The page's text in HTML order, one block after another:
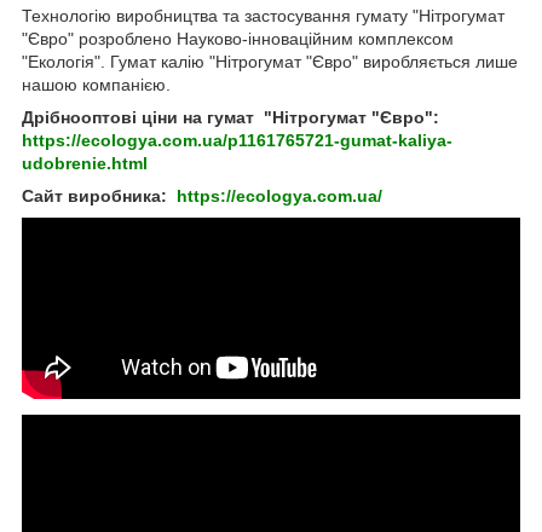
Технологію виробництва та застосування гумату "Нітрогумат
"Євро" розроблено Науково-інноваційним комплексом
"Екологія". Гумат калію "Нітрогумат "Євро" виробляється лише
нашою компанією.
Дрібнооптові ціни на гумат "Нітрогумат "Євро":
https://ecologya.com.ua/p1161765721-gumat-kaliya-
udobrenie.html
Сайт виробника: https://ecologya.com.ua/